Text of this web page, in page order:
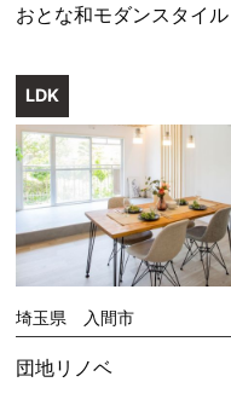
おとな和モダンスタイル
LDK
埼玉県 入間市
団地リノベ